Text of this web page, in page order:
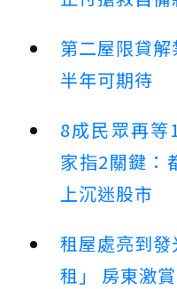
第二屋限貸
半年可期待
8成民眾再等
家指2關鍵：
上沉迷股市
租屋處亮到
租」 房東激